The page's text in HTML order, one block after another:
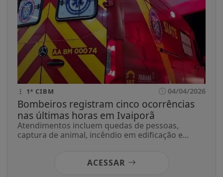
1ª CIBM 04/04/2026
Bombeiros registram cinco ocorrências
nas últimas horas em Ivaiporã
Atendimentos incluem quedas de pessoas,
captura de animal, incêndio em edificação e...
ACESSAR